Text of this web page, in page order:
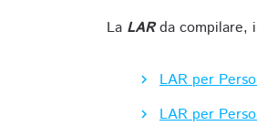
La LARda compilare,
LAR per
LAR per